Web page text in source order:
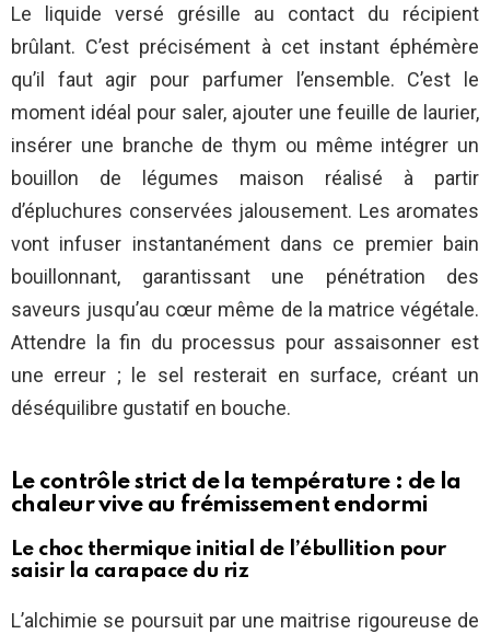
Le liquide versé grésille au contact du récipient
brûlant. C’est précisément à cet instant éphémère
qu’il faut agir pour parfumer l’ensemble. C’est le
moment idéal pour saler, ajouter une feuille de laurier,
insérer une branche de thym ou même intégrer un
bouillon de légumes maison réalisé à partir
d’épluchures conservées jalousement. Les aromates
vont infuser instantanément dans ce premier bain
bouillonnant, garantissant une pénétration des
saveurs jusqu’au cœur même de la matrice végétale.
Attendre la fin du processus pour assaisonner est
une erreur ; le sel resterait en surface, créant un
déséquilibre gustatif en bouche.
Le contrôle strict de la température : de la
chaleur vive au frémissement endormi
Le choc thermique initial de l’ébullition pour
saisir la carapace du riz
L’alchimie se poursuit par une maitrise rigoureuse de